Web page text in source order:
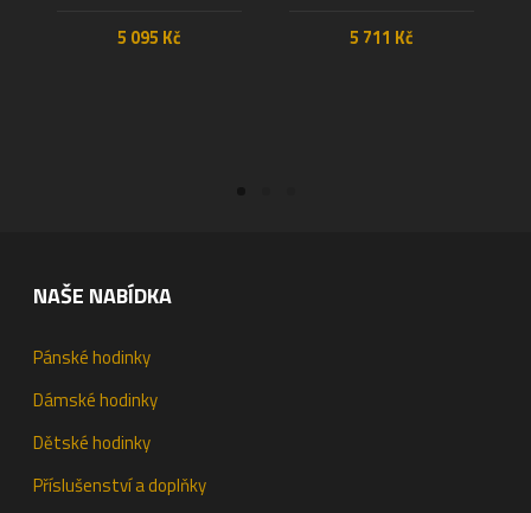
5 095 Kč 5 711 Kč
NAŠE NABÍDKA
Pánské hodinky
Dámské hodinky
Dětské hodinky
Příslušenství a doplňky